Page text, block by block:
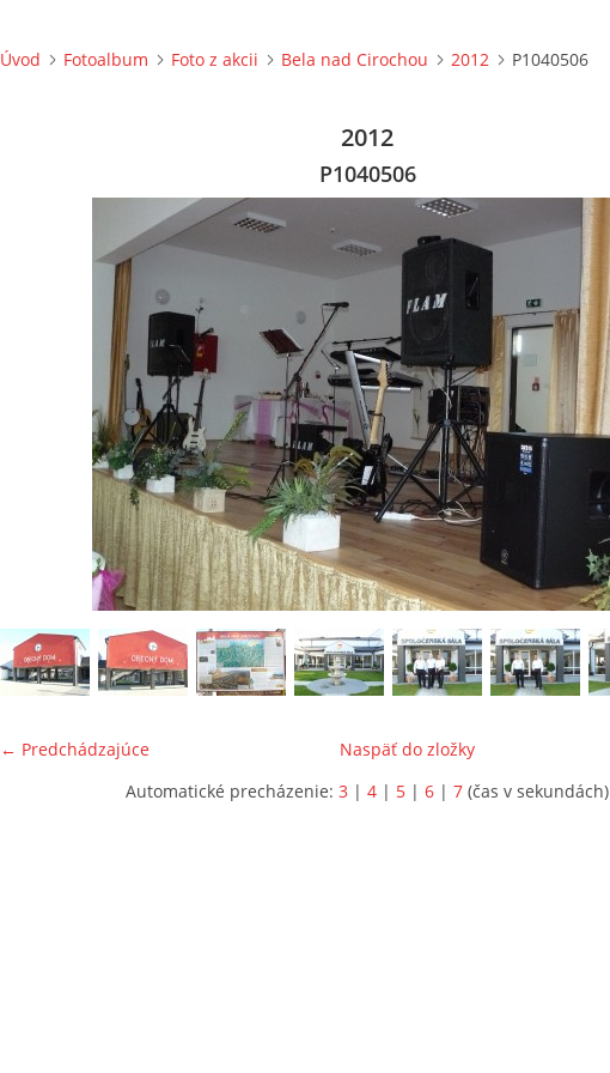
Úvod Fotoalbum Foto z akcii Bela nad Cirochou 2012 P1040506
2012
P1040506
← Predchádzajúce
Naspäť do zložky
Automatické precházenie: 3 | 4 | 5 | 6 | 7 (čas v sekundách)